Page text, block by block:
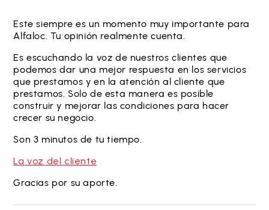
Este siempre es un momento muy importante para
Alfaloc. Tu opinión realmente cuenta.
Es escuchando la voz de nuestros clientes que
podemos dar una mejor respuesta en los servicios
que prestamos y en la atención al cliente que
prestamos. Solo de esta manera es posible
construir y mejorar las condiciones para hacer
crecer su negocio.
Son 3 minutos de tu tiempo.
La voz del cliente
Gracias por su aporte.